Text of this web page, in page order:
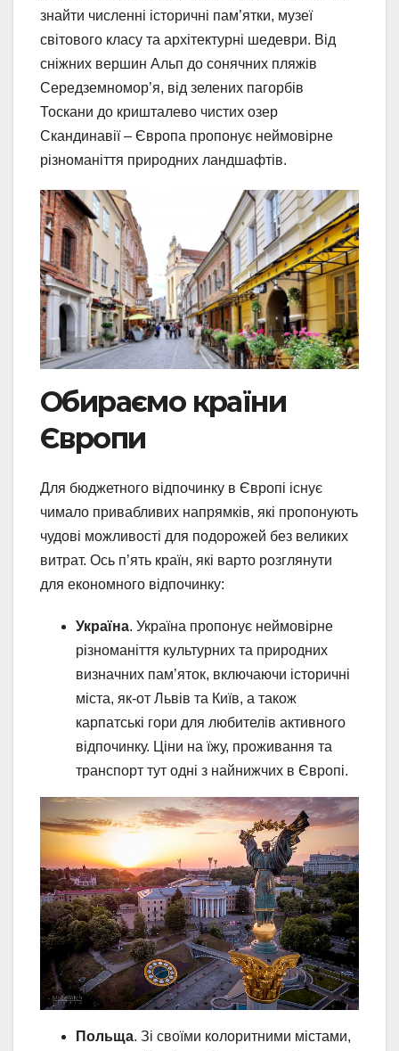
знайти численні історичні пам’ятки, музеї
світового класу та архітектурні шедеври. Від
сніжних вершин Альп до сонячних пляжів
Середземномор’я, від зелених пагорбів
Тоскани до кришталево чистих озер
Скандинавії – Європа пропонує неймовірне
різноманіття природних ландшафтів.
Обираємо країни
Європи
Для бюджетного відпочинку в Європі існує
чимало привабливих напрямків, які пропонують
чудові можливості для подорожей без великих
витрат. Ось п’ять країн, які варто розглянути
для економного відпочинку:
Україна. Україна пропонує неймовірне
різноманіття культурних та природних
визначних пам’яток, включаючи історичні
міста, як-от Львів та Київ, а також
карпатські гори для любителів активного
відпочинку. Ціни на їжу, проживання та
транспорт тут одні з найнижчих в Європі.
Польща. Зі своїми колоритними містами,